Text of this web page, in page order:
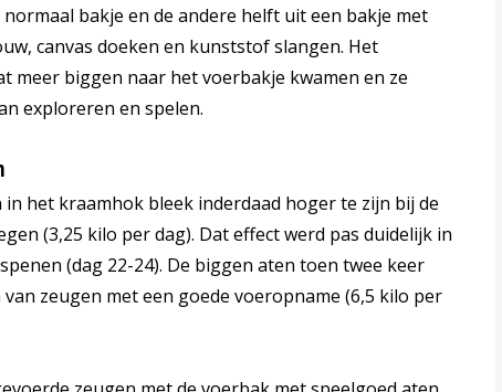
bakje en de andere helft uit een bakje met
canvas doeken en kunststof slangen. Het
meer biggen naar het voerbakje kwamen en ze
exploreren en spelen.
het kraamhok bleek inderdaad hoger te zijn bij de
(3,25 kilo per dag). Dat effect werd pas duidelijk in
(dag 22-24). De biggen aten toen twee keer
zeugen met een goede voeropname (6,5 kilo per